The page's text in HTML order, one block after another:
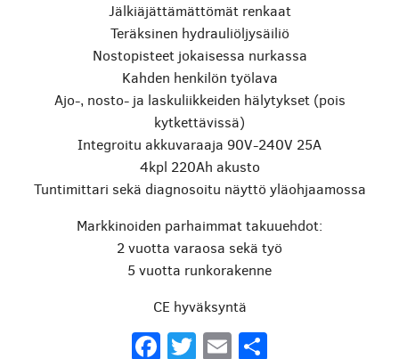
Jälkiäjättämättömät renkaat
Teräksinen hydrauliöljysäiliö
Nostopisteet jokaisessa nurkassa
Kahden henkilön työlava
Ajo-, nosto- ja laskuliikkeiden hälytykset (pois
kytkettävissä)
Integroitu akkuvaraaja 90V-240V 25A
4kpl 220Ah akusto
Tuntimittari sekä diagnosoitu näyttö yläohjaamossa
Markkinoiden parhaimmat takuuehdot:
2 vuotta varaosa sekä työ
5 vuotta runkorakenne
CE hyväksyntä
Facebook
Twitter
Email